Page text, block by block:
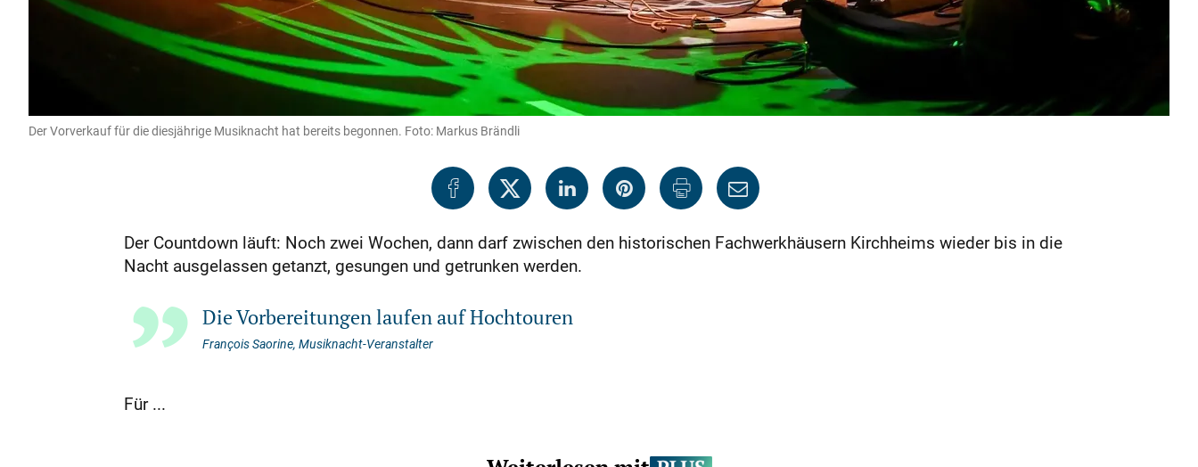
Der Vorverkauf für die diesjährige Musiknacht hat bereits begonnen. Foto: Markus Brändli
Der Countdown läuft: Noch zwei Wochen, dann darf zwischen den historischen Fachwerkhäusern Kirchheims wieder bis in die
Nacht ausgelassen getanzt, gesungen und getrunken werden.
Die Vorbereitungen laufen auf Hochtouren
François Saorine, Musiknacht-Veranstalter
Für ...